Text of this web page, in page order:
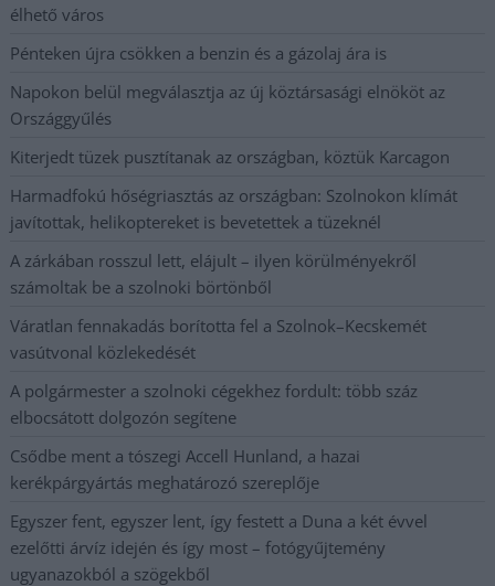
élhető város
Pénteken újra csökken a benzin és a gázolaj ára is
Napokon belül megválasztja az új köztársasági elnököt az
Országgyűlés
Kiterjedt tüzek pusztítanak az országban, köztük Karcagon
Harmadfokú hőségriasztás az országban: Szolnokon klímát
javítottak, helikoptereket is bevetettek a tüzeknél
A zárkában rosszul lett, elájult – ilyen körülményekről
számoltak be a szolnoki börtönből
Váratlan fennakadás borította fel a Szolnok–Kecskemét
vasútvonal közlekedését
A polgármester a szolnoki cégekhez fordult: több száz
elbocsátott dolgozón segítene
Csődbe ment a tószegi Accell Hunland, a hazai
kerékpárgyártás meghatározó szereplője
Egyszer fent, egyszer lent, így festett a Duna a két évvel
ezelőtti árvíz idején és így most – fotógyűjtemény
ugyanazokból a szögekből